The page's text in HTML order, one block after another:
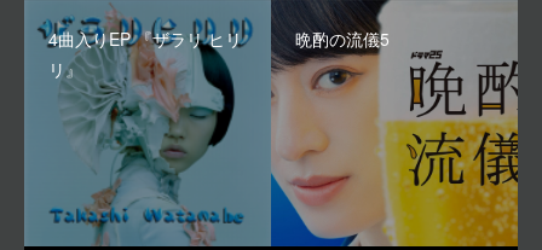
4曲入りEP 『ザラリ ヒリ
リ』
晩酌の流儀5